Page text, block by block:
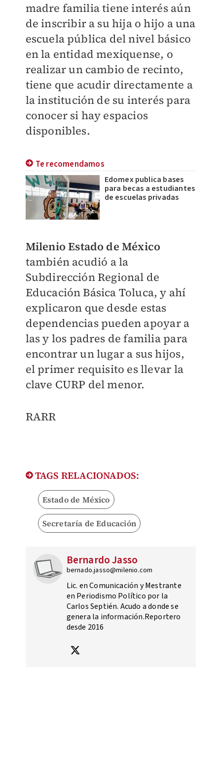
madre familia tiene interés aún
de inscribir a su hija o hijo a una
escuela pública del nivel básico
en la entidad mexiquense, o
realizar un cambio de recinto,
tiene que acudir directamente a
la institución de su interés para
conocer si hay espacios
disponibles.
Te recomendamos
Edomex publica bases
para becas a estudiantes
de escuelas privadas
Milenio Estado de México
también acudió a la
Subdirección Regional de
Educación Básica Toluca, y ahí
explicaron que desde estas
dependencias pueden apoyar a
las y los padres de familia para
encontrar un lugar a sus hijos,
el primer requisito es llevar la
clave CURP del menor.
RARR
TAGS RELACIONADOS:
Estado de México
Secretaría de Educación
Bernardo Jasso
bernado.jasso@milenio.com
Lic. en Comunicación y Mestrante
en Periodismo Político por la
Carlos Septién. Acudo a donde se
genera la información.Reportero
desde 2016